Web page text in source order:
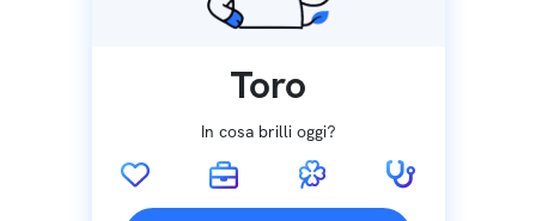
Toro
In cosa brilli oggi?